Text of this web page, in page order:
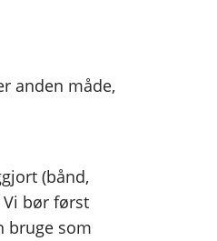
anden måde,
(bånd,
Vi bør først
bruge som